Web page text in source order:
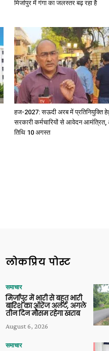
मिर्जापुर में गंगा का जलस्तर बढ़ रहा है
हज-2027: सऊदी अरब में प्रतिनियुक्ति
सरकारी कर्मचारियों से आवेदन आमंत्रित,
तिथि 10 अगस्त
लोकप्रिय पोस्ट
समाचार
मिर्जापुर में भारी से बहुत भारी
बारिश का ऑरेंज अलर्ट, अगले
तीन दिन मौसम रहेगा खराब
August 6, 2026
समाचार